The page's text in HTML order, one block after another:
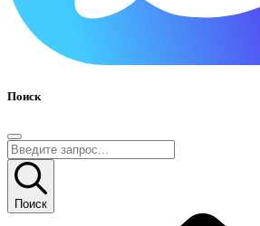
Поиск
Поиск